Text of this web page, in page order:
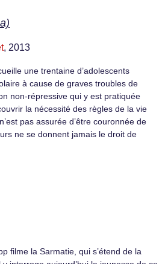
, 2013
une trentaine d’adolescents
à cause de graves troubles de
non-répressive qui y est pratiquée
la nécessité des règles de la vie
pas assurée d’être couronnée de
ne se donnent jamais le droit de
filme la Sarmatie, qui s’étend de la